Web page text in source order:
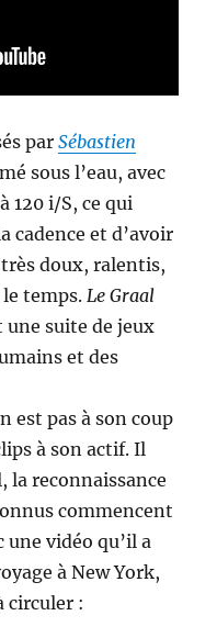
parSébastien
sous l’eau, avec
120 i/S, ce qui
cadence et d’avoir
doux, ralentis,
le temps. Le Graal
une suite de jeux
et des
est pas à son coup
à son actif. Il
la reconnaissance
commencent
une vidéo qu’il a
à New York,
circuler :